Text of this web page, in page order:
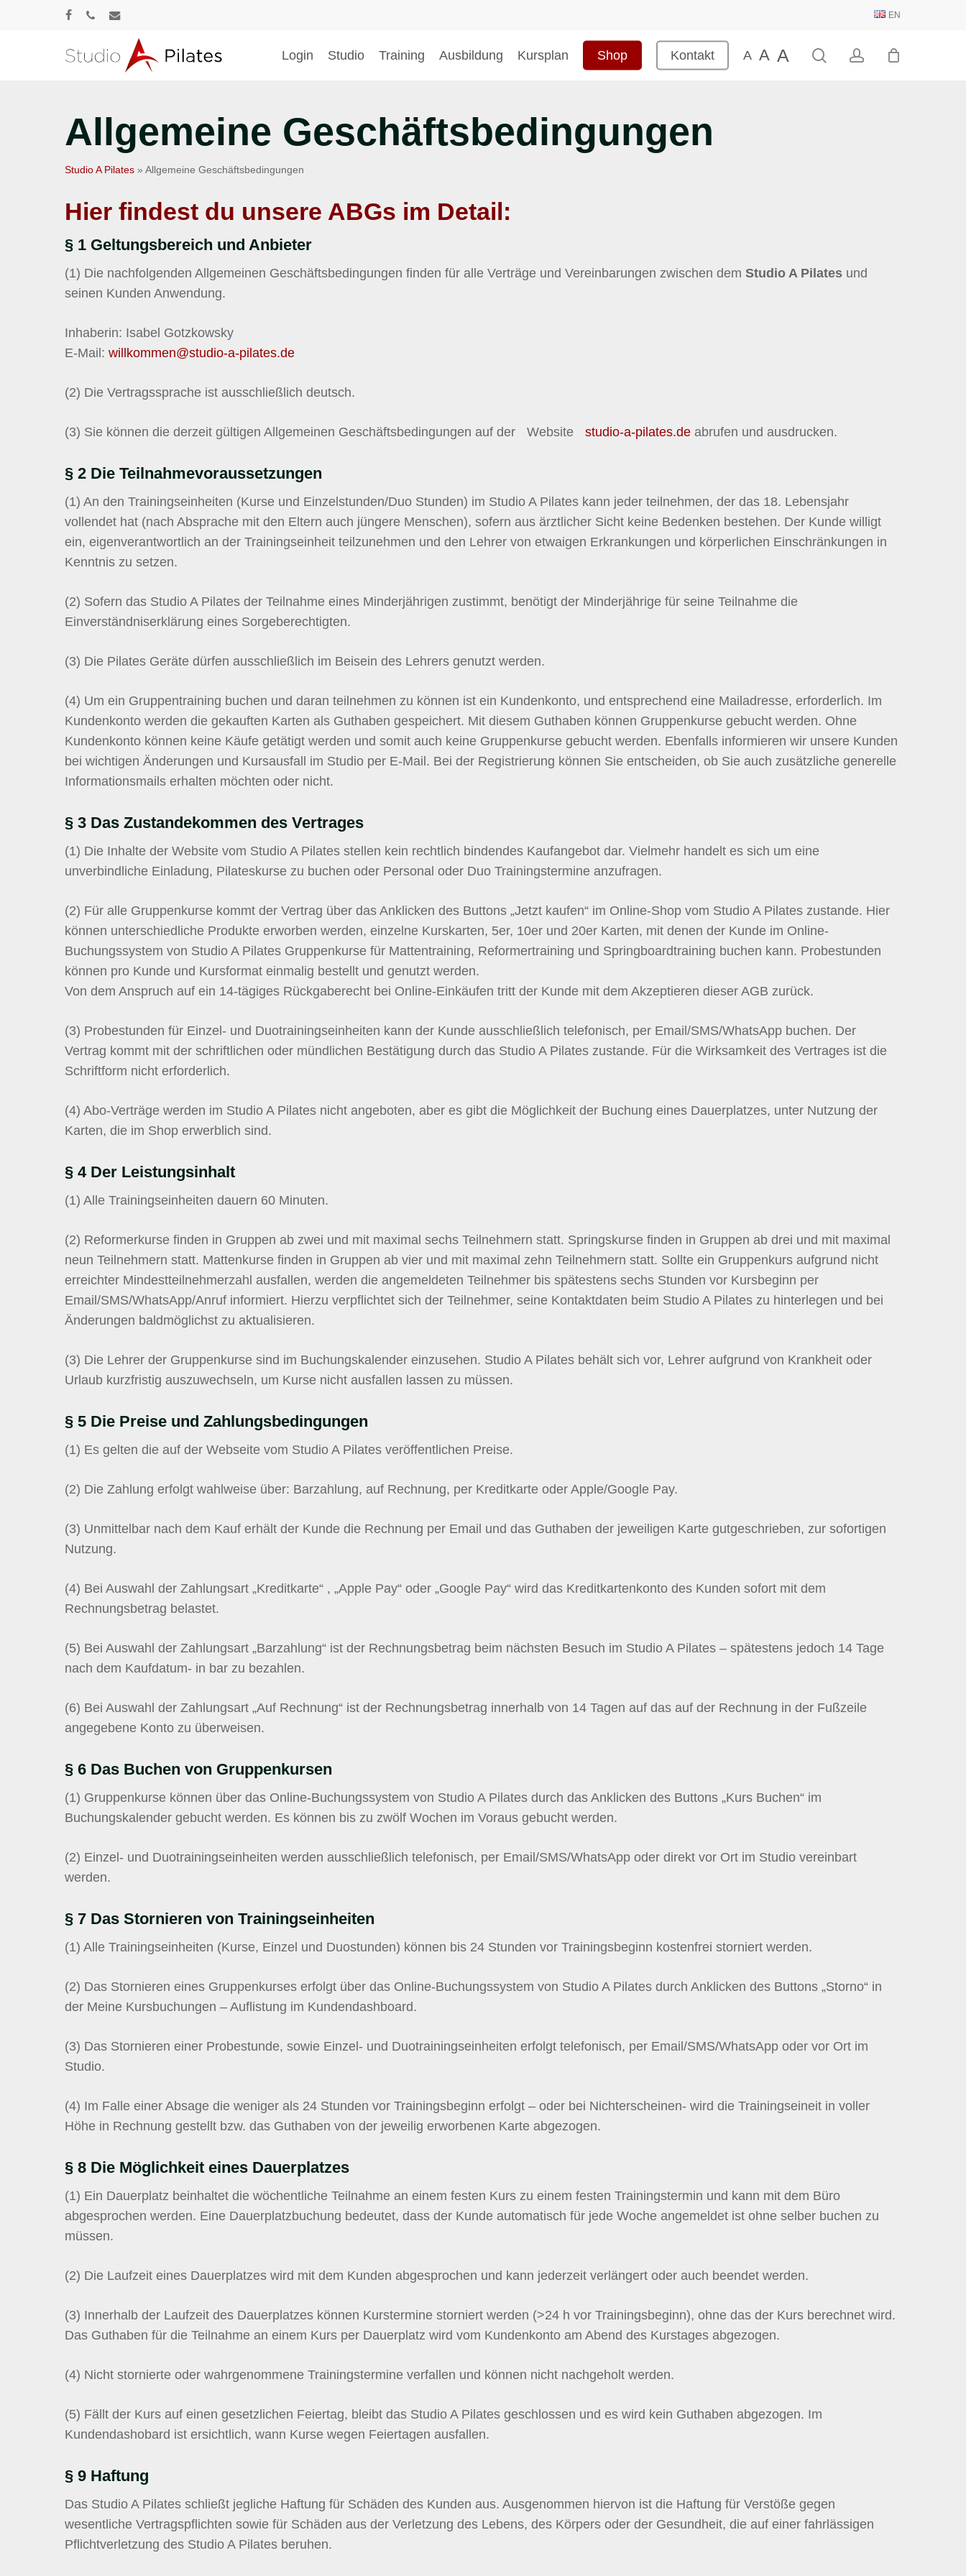
EN
Drücke Enter zum Suchen oder ESC zum Schließen
Login Studio Training Ausbildung Kursplan Shop Kontakt A A A searchaccount
Allgemeine Geschäftsbedingungen
Studio A Pilates » Allgemeine Geschäftsbedingungen
Hier findest du unsere ABGs im Detail:
§ 1 Geltungsbereich und Anbieter
(1) Die nachfolgenden Allgemeinen Geschäftsbedingungen finden für alle Verträge und Vereinbarungen zwischen demStudio A Pilates und
seinen Kunden Anwendung.
Inhaberin: Isabel Gotzkowsky
E-Mail:willkommen@studio-a-pilates.de
(2) Die Vertragssprache ist ausschließlich deutsch.
(3) Sie können die derzeit gültigen Allgemeinen Geschäftsbedingungen auf der Websitestudio-a-pilates.de abrufen und ausdrucken.
§ 2 Die Teilnahmevoraussetzungen
(1)An den Trainingseinheiten (Kurse und Einzelstunden/Duo Stunden) im Studio A Pilates kann jeder teilnehmen, der das 18. Lebensjahr
vollendet hat (nach Absprache mit den Eltern auch jüngere Menschen), sofern aus ärztlicher Sicht keine Bedenken bestehen. Der Kunde willigt
ein, eigenverantwortlich an der Trainingseinheit teilzunehmen und den Lehrer von etwaigen Erkrankungen und körperlichen Einschränkungen in
Kenntnis zu setzen.
(2) Sofern das Studio A Pilates der Teilnahme eines Minderjährigen zustimmt, benötigt der Minderjährige für seine Teilnahme die
Einverständniserklärung eines Sorgeberechtigten.
(3) Die Pilates Geräte dürfen ausschließlich im Beisein des Lehrers genutzt werden.
(4) Um ein Gruppentraining buchen und daran teilnehmen zu können ist ein Kundenkonto, und entsprechend eine Mailadresse, erforderlich. Im
Kundenkonto werden die gekauften Karten als Guthaben gespeichert. Mit diesem Guthaben können Gruppenkurse gebucht werden. Ohne
Kundenkonto können keine Käufe getätigt werden und somit auch keine Gruppenkurse gebucht werden. Ebenfalls informieren wir unsere Kunden
bei wichtigen Änderungen und Kursausfall im Studio per E-Mail. Bei der Registrierung können Sie entscheiden, ob Sie auch zusätzliche generelle
Informationsmails erhalten möchten oder nicht.
§ 3 Das Zustandekommen des Vertrages
(1) Die Inhalte der Website vom Studio A Pilates stellen kein rechtlich bindendes Kaufangebot dar. Vielmehr handelt es sich um eine
unverbindliche Einladung, Pilateskurse zu buchen oder Personal oder Duo Trainingstermine anzufragen.
(2) Für alle Gruppenkurse kommt der Vertrag über das Anklicken des Buttons „Jetzt kaufen“ im Online-Shop vom Studio A Pilates zustande. Hier
können unterschiedliche Produkte erworben werden, einzelne Kurskarten, 5er, 10er und 20er Karten, mit denen der Kunde im Online-
Buchungssystem von Studio A Pilates Gruppenkurse für Mattentraining, Reformertraining und Springboardtraining buchen kann. Probestunden
können pro Kunde und Kursformat einmalig bestellt und genutzt werden.
Von dem Anspruch auf ein 14-tägiges Rückgaberecht bei Online-Einkäufen tritt der Kunde mit dem Akzeptieren dieser AGB zurück.
(3) Probestunden für Einzel- und Duotrainingseinheiten kann der Kunde ausschließlich telefonisch, per Email/SMS/WhatsApp buchen. Der
Vertrag kommt mit der schriftlichen oder mündlichen Bestätigung durch das Studio A Pilates zustande. Für die Wirksamkeit des Vertrages ist die
Schriftform nicht erforderlich.
(4)Abo-Verträge werden im Studio A Pilates nicht angeboten, aber es gibt die Möglichkeit der Buchung eines Dauerplatzes, unter Nutzung der
Karten, die im Shop erwerblich sind.
§ 4 Der Leistungsinhalt
(1)Alle Trainingseinheiten dauern 60 Minuten.
(2) Reformerkurse finden in Gruppen ab zwei und mit maximal sechs Teilnehmern statt. Springskurse finden in Gruppen ab drei und mit maximal
neun Teilnehmern statt. Mattenkurse finden in Gruppen ab vier und mit maximal zehn Teilnehmern statt. Sollte ein Gruppenkurs aufgrund nicht
erreichter Mindestteilnehmerzahl ausfallen, werden die angemeldeten Teilnehmer bis spätestens sechs Stunden vor Kursbeginn per
Email/SMS/WhatsApp/Anruf informiert. Hierzu verpflichtet sich der Teilnehmer, seine Kontaktdaten beim Studio A Pilates zu hinterlegen und bei
Änderungen baldmöglichst zu aktualisieren.
(3) Die Lehrer der Gruppenkurse sind im Buchungskalender einzusehen. Studio A Pilates behält sich vor, Lehrer aufgrund von Krankheit oder
Urlaub kurzfristig auszuwechseln, um Kurse nicht ausfallen lassen zu müssen.
§ 5 Die Preise und Zahlungsbedingungen
(1) Es gelten die auf der Webseite vom Studio A Pilates veröffentlichen Preise.
(2) Die Zahlung erfolgt wahlweise über: Barzahlung, auf Rechnung, per Kreditkarte oder Apple/Google Pay.
(3) Unmittelbar nach dem Kauf erhält der Kunde die Rechnung per Email und das Guthaben der jeweiligen Karte gutgeschrieben, zur sofortigen
Nutzung.
(4) Bei Auswahl der Zahlungsart „Kreditkarte“ , „Apple Pay“ oder „Google Pay“ wird das Kreditkartenkonto des Kunden sofort mit dem
Rechnungsbetrag belastet.
(5) Bei Auswahl der Zahlungsart „Barzahlung“ ist der Rechnungsbetrag beim nächsten Besuch im Studio A Pilates – spätestens jedoch 14 Tage
nach dem Kaufdatum- in bar zu bezahlen.
(6) Bei Auswahl der Zahlungsart „Auf Rechnung“ ist der Rechnungsbetrag innerhalb von 14 Tagen auf das auf der Rechnung in der Fußzeile
angegebene Konto zu überweisen.
§ 6 Das Buchen von Gruppenkursen
(1) Gruppenkurse können über das Online-Buchungssystem von Studio A Pilates durch das Anklicken des Buttons „Kurs Buchen“ im
Buchungskalender gebucht werden. Es können bis zu zwölf Wochen im Voraus gebucht werden.
(2) Einzel- und Duotrainingseinheiten werden ausschließlich telefonisch, per Email/SMS/WhatsApp oder direkt vor Ort im Studio vereinbart
werden.
§ 7 Das Stornieren von Trainingseinheiten
(1)Alle Trainingseinheiten (Kurse, Einzel und Duostunden) können bis 24 Stunden vor Trainingsbeginn kostenfrei storniert werden.
(2) Das Stornieren eines Gruppenkurses erfolgt über das Online-Buchungssystem von Studio A Pilates durch Anklicken des Buttons „Storno“ in
der Meine Kursbuchungen – Auflistung im Kundendashboard.
(3) Das Stornieren einer Probestunde, sowie Einzel- und Duotrainingseinheiten erfolgt telefonisch, per Email/SMS/WhatsApp oder vor Ort im
Studio.
(4) Im Falle einer Absage die weniger als 24 Stunden vor Trainingsbeginn erfolgt – oder bei Nichterscheinen- wird die Trainingseineit in voller
Höhe in Rechnung gestellt bzw. das Guthaben von der jeweilig erworbenen Karte abgezogen.
§ 8 Die Möglichkeit eines Dauerplatzes
(1) Ein Dauerplatz beinhaltet die wöchentliche Teilnahme an einem festen Kurs zu einem festen Trainingstermin und kann mit dem Büro
abgesprochen werden. Eine Dauerplatzbuchung bedeutet, dass der Kunde automatisch für jede Woche angemeldet ist ohne selber buchen zu
müssen.
(2) Die Laufzeit eines Dauerplatzes wird mit dem Kunden abgesprochen und kann jederzeit verlängert oder auch beendet werden.
(3) Innerhalb der Laufzeit des Dauerplatzes können Kurstermine storniert werden (>24 h vor Trainingsbeginn), ohne das der Kurs berechnet wird.
Das Guthaben für die Teilnahme an einem Kurs per Dauerplatz wird vom Kundenkonto am Abend des Kurstages abgezogen.
(4) Nicht stornierte oder wahrgenommene Trainingstermine verfallen und können nicht nachgeholt werden.
(5) Fällt der Kurs auf einen gesetzlichen Feiertag, bleibt das Studio A Pilates geschlossen und es wird kein Guthaben abgezogen. Im
Kundendashobard ist ersichtlich, wann Kurse wegen Feiertagen ausfallen.
§ 9 Haftung
Das Studio A Pilates schließt jegliche Haftung für Schäden des Kunden aus. Ausgenommen hiervon ist die Haftung für Verstöße gegen
wesentliche Vertragspflichten sowie für Schäden aus der Verletzung des Lebens, des Körpers oder der Gesundheit, die auf einer fahrlässigen
Pflichtverletzung des Studio A Pilates beruhen.